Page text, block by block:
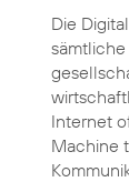
Die
Internet
Machine